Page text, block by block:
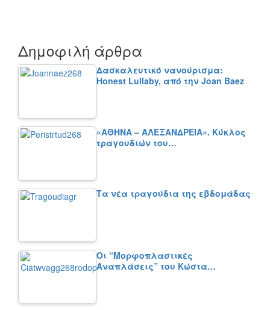
Δημοφιλή άρθρα
Δασκαλευτικό νανούρισμα:
Honest Lullaby, από την Joan Baez
«ΑΘΗΝΑ – ΑΛΕΞΑΝΔΡΕΙΑ». Κύκλος
τραγουδιών του…
Τα νέα τραγούδια της εβδομάδας
Οι “Μορφοπλαστικές
Αναπλάσεις” του Κώστα…